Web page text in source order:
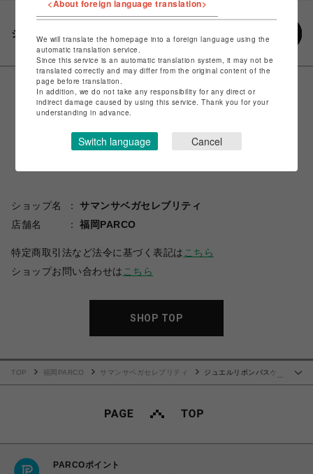
シェアする
ショップ名
サマンサベガセレブリティ
店舗名
福岡PARCO
特定商取引法など法令に基づく表記は こちら
ショップお問い合わせは こちら
SHOP TOP
…
TOP 福岡PARCO サマンサベガセレブリティ
ジュエルリボンパスケー
PARCOポイント
<About foreign language translation>
We will translate the homepage into a foreign language using the
automatic translation service.
Since this service is an automatic translation system, it may not be
translated correctly and may differ from the original content of the
page before translation.
In addition, we do not take any responsibility for any direct or
indirect damage caused by using this service. Thank you for your
understanding in advance.
Switch language Cancel